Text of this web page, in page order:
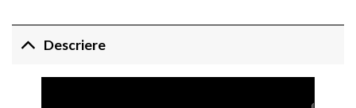
Descriere